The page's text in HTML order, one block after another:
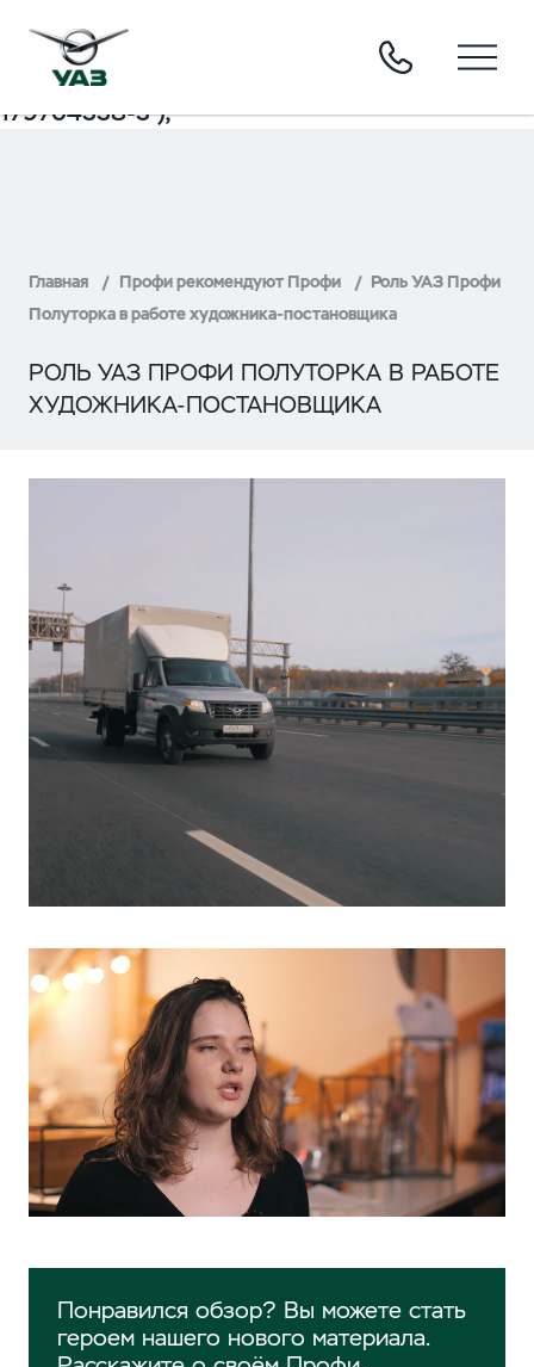
function gtag(){dataLayer.push(arguments);}
gtag('js', new Date()); gtag('config', 'UA-
179704338-3');
Главная Профи рекомендуют Профи
Роль УАЗ Профи
Полуторка в работе художника-постановщика
РОЛЬ УАЗ ПРОФИ ПОЛУТОРКА В РАБОТЕ
ХУДОЖНИКА-ПОСТАНОВЩИКА
Понравился обзор? Вы можете стать
героем нашего нового материала.